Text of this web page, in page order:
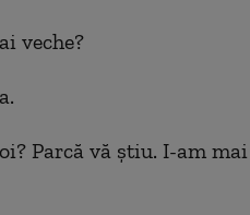
veche?
Parcă vă știu. I-am